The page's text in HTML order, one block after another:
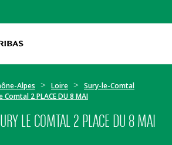
Alpes Loire
Sury-le-Comtal
Comtal 2 PLACE DU 8 MAI
LE COMTAL 2 PLACE DU 8 MAI